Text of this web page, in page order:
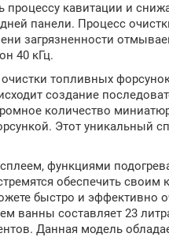
процессу кавитации и
панели. Процесс
загрязненности
40 кГц.
топливных
создание
количество
Этот уникальный
функциями
обеспечить
быстро и эффективно
ванны составляет 23
Данная модель